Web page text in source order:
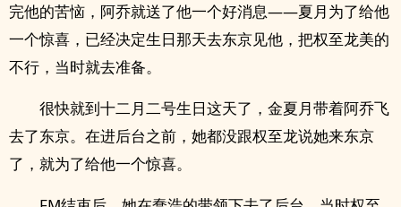
完他的苦恼，阿乔就送了他一个好消息——夏月为了给他
一个惊喜，已经决定生日那天去东京见他，把权至龙美的
不行，当时就去准备。
很快就到十二月二号生日这天了，金夏月带着阿乔飞
去了东京。在进后台之前，她都没跟权至龙说她来东京
了，就为了给他一个惊喜。